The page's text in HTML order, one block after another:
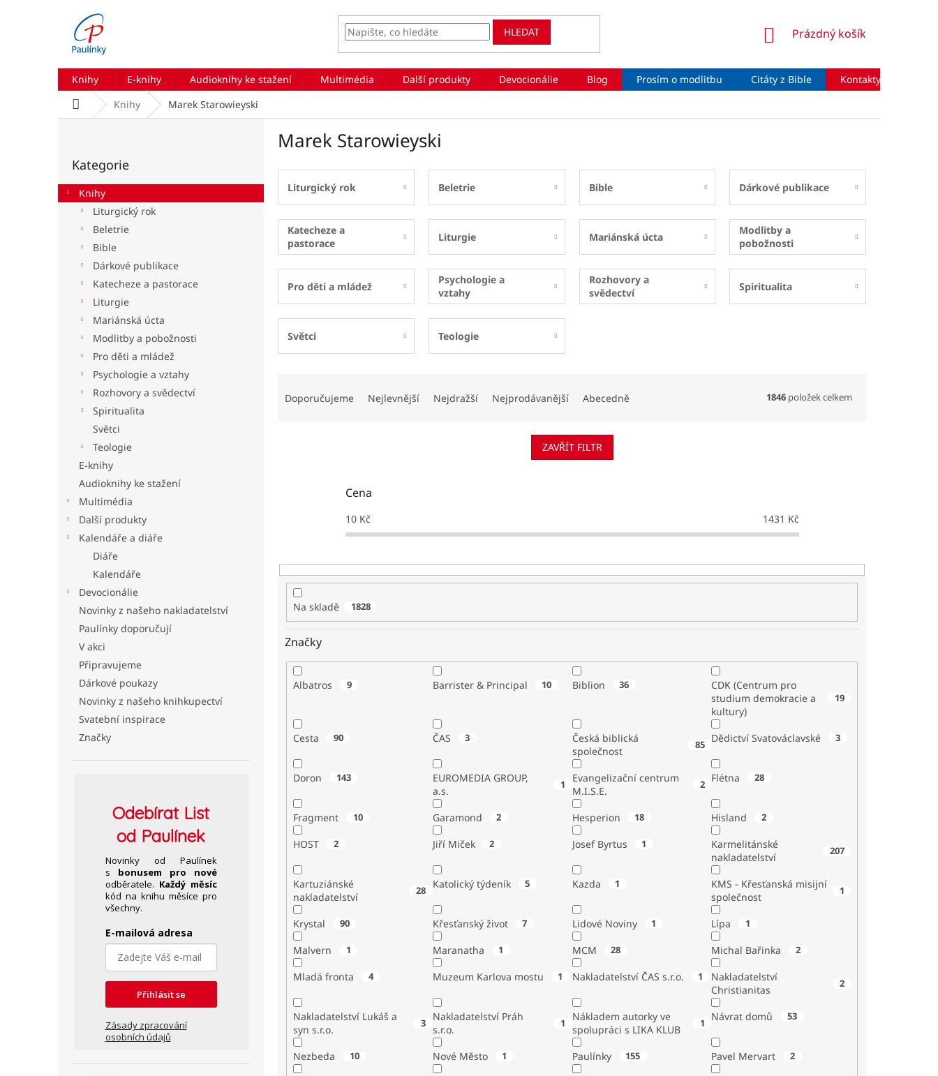
HLEDAT
NÁKUPNÍ
Prázdný košík
Knihy E-knihy Audioknihy ke stažení Multimédia Další produkty Devocionálie Blog Prosím o modlitbu Citáty z Bible Kontakty
Domů Knihy Marek Starowieyski
r
a
kategorie
Kategorie
Knihy
Liturgický rok
Beletrie
Bible
Dárkové publikace
Katecheze a pastorace
Liturgie
Mariánská úcta
Modlitby a pobožnosti
Pro děti a mládež
Psychologie a vztahy
Rozhovory a svědectví
Spiritualita
Světci
Teologie
E-knihy
Audioknihy ke stažení
Multimédia
Další produkty
Kalendáře a diáře
Diáře
Kalendáře
Devocionálie
Novinky z našeho nakladatelství
Paulínky doporučují
V akci
Připravujeme
Dárkové poukazy
Novinky z našeho knihkupectví
Svatební inspirace
Značky
OdebíratList
od Paulínek
Novinky od Paulínek
s bonusem pro nové
odběratele. Každý měsíc
kód na knihu měsíce pro
všechny.
E-mailová adresa
Přihlásit se
Zásady zpracování
osobních údajů
Marek Starowieyski
Liturgický rok Beletrie Bible Dárkové publikace
Katecheze a
pastorace
Liturgie Mariánská úcta
Modlitby a
pobožnosti
Pro děti a mládež
Psychologie a
vztahy
Rozhovory a
svědectví
Spiritualita
Světci Teologie
t
ů
Doporučujeme Nejlevnější Nejdražší Nejprodávanější Abecedně 1846 položek celkem
ZAVŘÍT FILTR
Cena
10Kč 1431 Kč
Na skladě 1828
Značky
Albatros 9 Barrister & Principal 10 Biblion 36
CDK (Centrum pro
studium demokracie a
kultury)
19
Cesta 90 ČAS 3
Česká biblická
společnost
85 Dědictví Svatováclavské 3
Doron 143
EUROMEDIA GROUP,
a.s.
1
Evangelizační centrum
M.I.S.E.
2 Flétna 28
Fragment 10 Garamond 2 Hesperion 18 Hisland 2
HOST 2 Jiří Miček 2 Josef Byrtus 1
Karmelitánské
nakladatelství
207
Kartuziánské
nakladatelství
28 Katolický týdeník 5 Kazda 1
KMS - Křesťanská misijní
společnost
1
Krystal 90 Křesťanský život 7 Lidové Noviny 1 Lípa 1
Malvern 1 Maranatha 1 MCM 28 Michal Bařinka 2
Mladá fronta 4 Muzeum Karlova mostu 1 Nakladatelství ČAS s.r.o. 1
Nakladatelství
Christianitas
2
Nakladatelství Lukáš a
syn s.r.o.
3
Nakladatelství Práh
s.r.o.
1
Nákladem autorky ve
spolupráci s LIKA KLUB
1 Návrat domů 53
Nezbeda 10 Nové Město 1 Paulínky 155 Pavel Mervart 2